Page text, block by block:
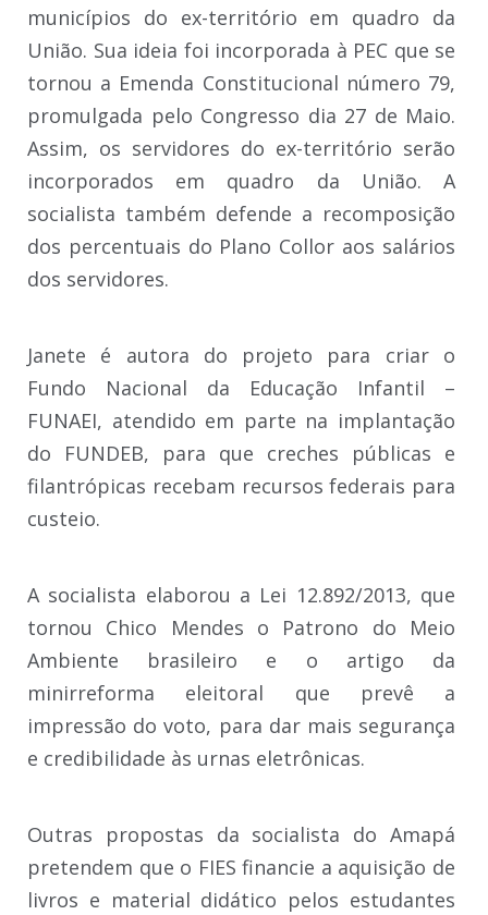
municípios do ex-território em quadro da
União. Sua ideia foi incorporada à PEC que se
tornou a Emenda Constitucional número 79,
promulgada pelo Congresso dia 27 de Maio.
Assim, os servidores do ex-território serão
incorporados em quadro da União. A
socialista também defende a recomposição
dos percentuais do Plano Collor aos salários
dos servidores.
Janete é autora do projeto para criar o
Fundo Nacional da Educação Infantil –
FUNAEI, atendido em parte na implantação
do FUNDEB, para que creches públicas e
filantrópicas recebam recursos federais para
custeio.
A socialista elaborou a Lei 12.892/2013, que
tornou Chico Mendes o Patrono do Meio
Ambiente brasileiro e o artigo da
minirreforma eleitoral que prevê a
impressão do voto, para dar mais segurança
e credibilidade às urnas eletrônicas.
Outras propostas da socialista do Amapá
pretendem que o FIES financie a aquisição de
livros e material didático pelos estudantes